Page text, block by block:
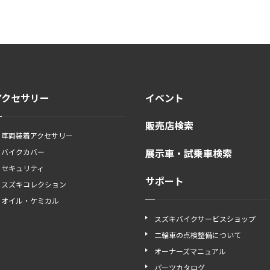
セサリー
車両装着アクセサリー
バイクカバー
セキュリティ
スズキコレクション
オイル・ケミカル
イベント
販売店検索
展示車・試乗車検索
サポート
スズキバイクサービスショップ
二輪車の点検整備について
オーナーズマニュアル
パーツカタログ